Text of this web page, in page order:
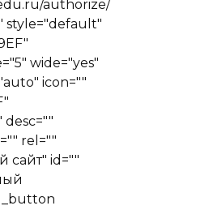
authorize/
style="default"
wide="yes"
icon=""
rel=""
id=""